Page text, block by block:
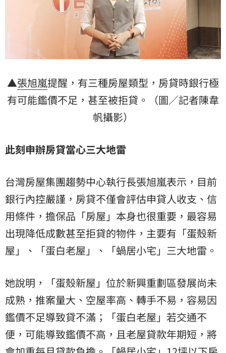
▲張旭嵐提醒，有三種房屋類型，房貸時銀行極
有可能鑑價不足，甚至被拒貸。（圖／記者陳韋
帆攝影）
此刻申辦房貸當心三大地雷
台灣房屋集團趨勢中心執行長張旭嵐表示，目前
銀行內控嚴謹，房貸不僅會評估申貸人收支、信
用條件，擔保品「房屋」本身也很重要，最容易
出現降低成數甚至拒貸的物件，主要有「蛋殼新
屋」、「蛋白老屋」、「蝸居小宅」三大地雷。
她說明，「蛋殼新屋」位於新興重劃區發展尚未
成熟，推案量大、空屋率高、轉手不易，容易因
鑑價不足導致貸不滿；「蛋白老屋」若交通不
便，可能導致鑑價不高，且老屋貸款年期短，將